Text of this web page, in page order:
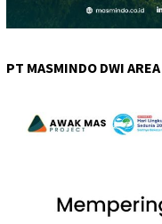
PT MASMINDO DWI AREA